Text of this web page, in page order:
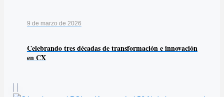
9 de marzo de 2026
Celebrando tres décadas de transformación e innovación
en CX